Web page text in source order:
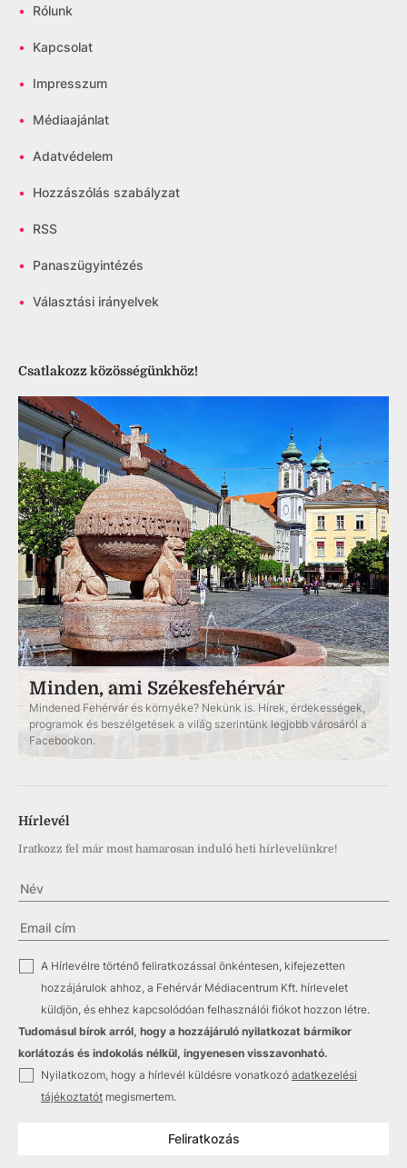
• Rólunk
• Kapcsolat
• Impresszum
• Médiaajánlat
• Adatvédelem
• Hozzászólás szabályzat
• RSS
• Panaszügyintézés
• Választási irányelvek
Csatlakozz közösségünkhöz!
Minden, ami Székesfehérvár
Mindened Fehérvár és környéke? Nekünk is. Hírek, érdekességek,
programok és beszélgetések a világ szerintünk legjobb városáról a
Facebookon.
Hírlevél
Iratkozz fel már most hamarosan induló heti hírlevelünkre!
✓
A Hírlevélre történő feliratkozással önkéntesen, kifejezetten
hozzájárulok ahhoz, a Fehérvár Médiacentrum Kft. hírlevelet
küldjön, és ehhez kapcsolódóan felhasználói fiókot hozzon létre.
Tudomásul bírok arról, hogy a hozzájáruló nyilatkozat bármikor
korlátozás és indokolás nélkül, ingyenesen visszavonható.
✓ Nyilatkozom, hogy a hírlevél küldésre vonatkozó adatkezelési
tájékoztatót megismertem.
Feliratkozás